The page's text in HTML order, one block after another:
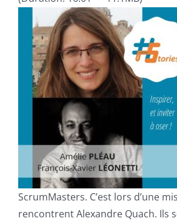
ScrumMasters. C’est lors d’une
rencontrent Alexandre Quach. Ils